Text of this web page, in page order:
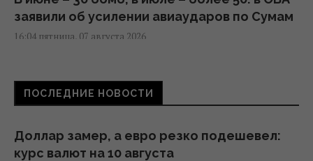
заявили об усилении авиаударов по Сумам
16:04 пятница, 07 августа 2026
Киборга Оловаренко уже шестой год
судят из-за конфликта с агитаторами
15:51 пятница, 07 августа 2026
ПОСЛЕДНИЕ НОВОСТИ
Доллар замер, а евро резко подешевел:
курс валют на 10 августа